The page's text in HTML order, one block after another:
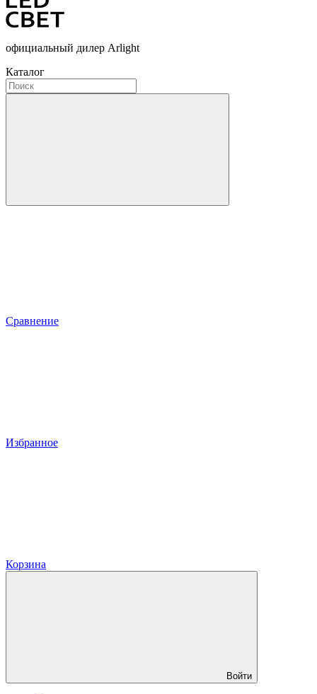
официальный дилер Arlight
Каталог
Сравнение
Избранное
Корзина
Войти